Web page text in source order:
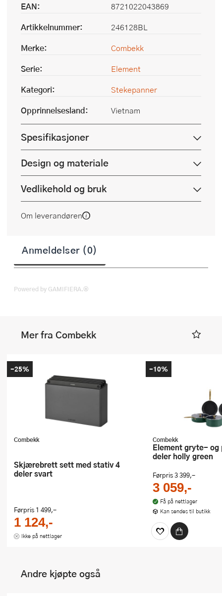
EAN:
8721022043869
Artikkelnummer:
246128BL
Merke:
Combekk
Serie:
Element
Kategori:
Stekepanner
Opprinnelsesland:
Vietnam
Spesifikasjoner
Design og materiale
Vedlikehold og bruk
Om leverandøren
Anmeldelser (0)
Powered by GAMIFIERA.®
Mer fra Combekk
Combekk
Skjærebrett sett med stativ 4
deler svart
Førpris 1 499,-
1 124,-
Ikke på nettlager
-25%
Combekk
Element gryte- og pannesett 10
deler holly green
Førpris3 399,-
3 059,-
Få på nettlager
Kan sendes til butikk
-10%
Andre kjøpte også